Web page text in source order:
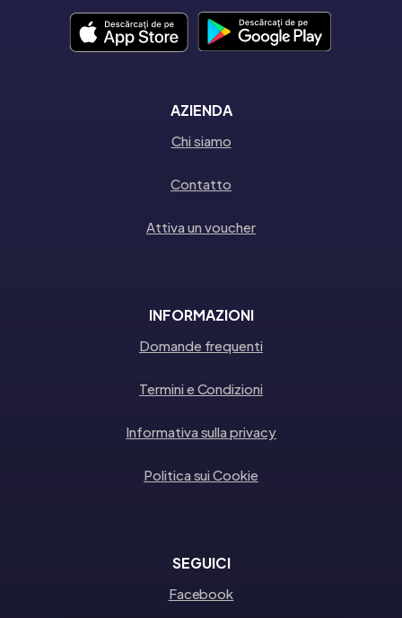
AZIENDA
Chi siamo
Contatto
Attiva un voucher
INFORMAZIONI
Domande frequenti
Termini e Condizioni
Informativa sulla privacy
Politica sui Cookie
SEGUICI
Facebook